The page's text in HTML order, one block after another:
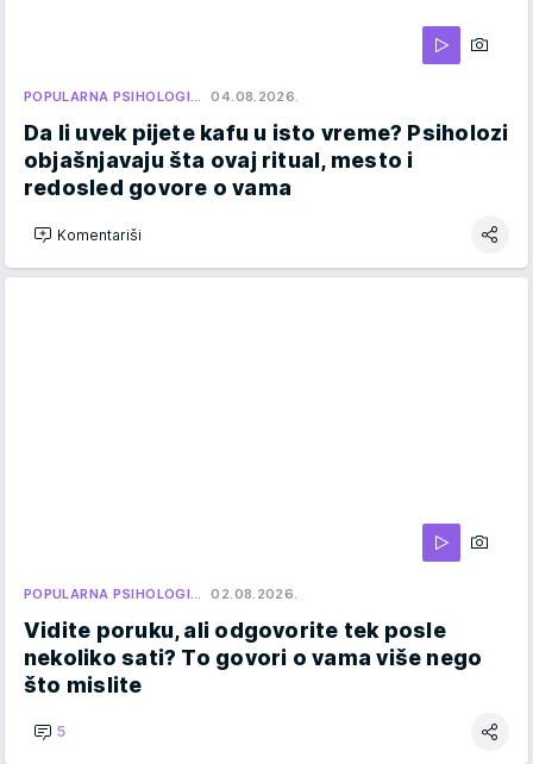
POPULARNA PSIHOLOGI… 04.08.2026.
Da li uvek pijete kafu u isto vreme? Psiholozi
objašnjavaju šta ovaj ritual, mesto i
redosled govore o vama
Komentariši
POPULARNA PSIHOLOGI… 02.08.2026.
Vidite poruku, ali odgovorite tek posle
nekoliko sati? To govori o vama više nego
što mislite
5